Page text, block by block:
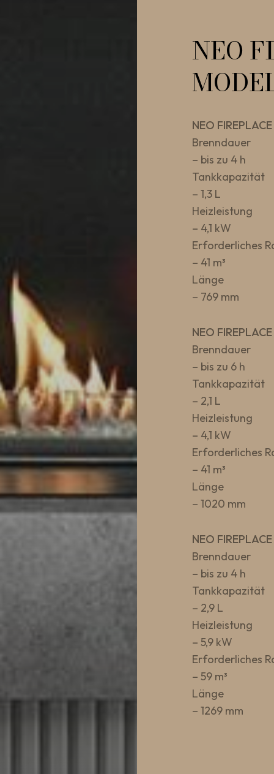
NEO
NEO
Brenndauer
– bis zu 4 h
Tankkapazität
– 1,3 L
Heizleistung
– 4,1 kW
Erforderliches
– 41 m³
Länge
– 769 mm
NEO
Brenndauer
– bis zu 6 h
Tankkapazität
– 2,1 L
Heizleistung
– 4,1 kW
Erforderliches
– 41 m³
Länge
– 1020 mm
NEO
Brenndauer
– bis zu 4 h
Tankkapazität
– 2,9 L
Heizleistung
– 5,9 kW
Erforderliches
– 59 m³
Länge
– 1269 mm